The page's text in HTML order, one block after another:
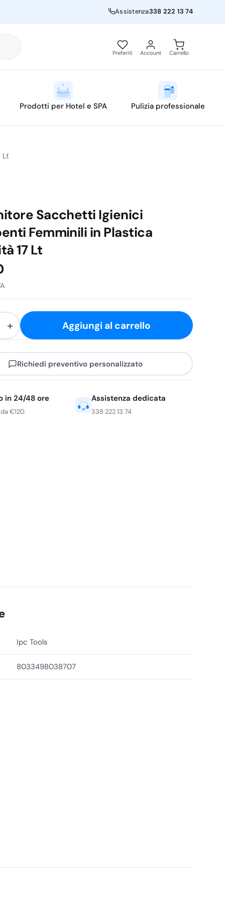
Assistenza338 222 13 74
Preferiti Account Carrello
Prodotti per Hotel e SPA Pulizia professionale
Lt
Sacchetti Igienici
Femminili in Plastica
17 Lt
+ Aggiungi al carrello
Richiedi preventivo personalizzato
in 24/48 ore
€120
Assistenza dedicata
338 222 13 74
Ipc Tools
8033498038707